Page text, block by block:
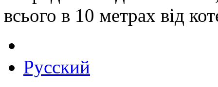
всього в 10 метрах від
Русский